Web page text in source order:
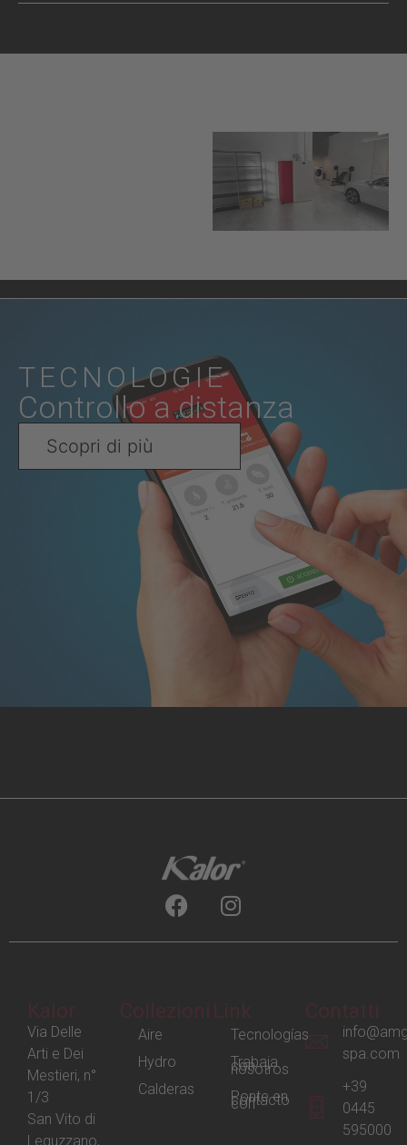
TECNOLOGIE
Controllo a distanza
Scopri di più
Kalor
Via Delle
Arti e Dei
Mestieri, n°
1/3
San Vito di
Leguzzano,
Collezioni
Aire
Hydro
Calderas
Link
Tecnologías
Trabaja
con
nosotros
Ponte en
contacto
con
Contatti
spa.com
+39
0445
595000